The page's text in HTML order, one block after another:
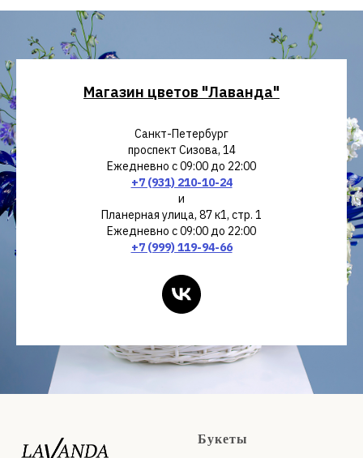
Магазин цветов "Лаванда"
Санкт-Петербург
проспект Сизова, 14
Ежедневно с 09:00 до 22:00
+7 (931) 210-10-24
и
Планерная улица, 87 к1, стр. 1
Ежедневно с 09:00 до 22:00
+7 (999) 119-94-66
Букеты